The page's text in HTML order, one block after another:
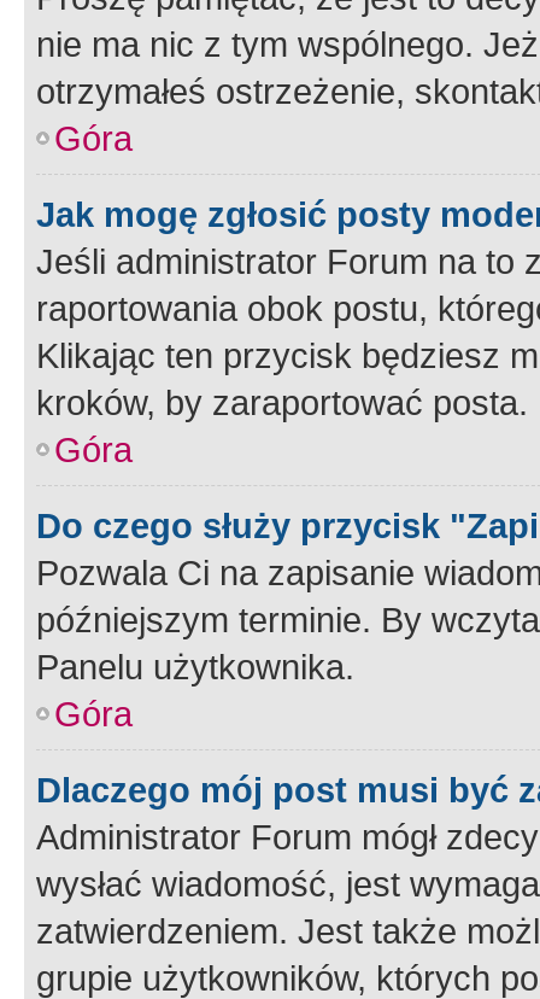
nie ma nic z tym wspólnego.
otrzymałeś ostrzeżenie,
Góra
Jak mogę zgłosić posty
Jeśli administrator Forum na to
raportowania obok postu,
Klikając ten przycisk będziesz
kroków, by zaraportować posta.
Góra
Do czego służy przycisk
Pozwala Ci na zapisanie
późniejszym terminie. By
Panelu użytkownika.
Góra
Dlaczego mój post musi być
Administrator Forum mógł
wysłać wiadomość, jest
zatwierdzeniem. Jest także
grupie użytkowników, których